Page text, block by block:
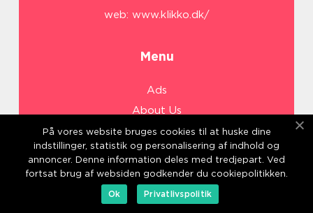
web: www.klikko.dk/
Menu
Ads
About Us
Cookies
Contact
Sitemap
På vores website bruges cookies til at huske dine
indstillinger, statistik og personalisering af indhold og
annoncer. Denne information deles med tredjepart. Ved
fortsat brug af websiden godkender du cookiepolitikken.
Ok
Privatlivspolitik